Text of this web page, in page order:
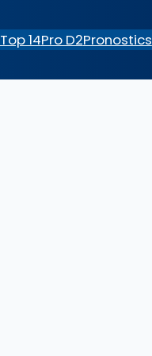
Top 14Pro D2Pronostics